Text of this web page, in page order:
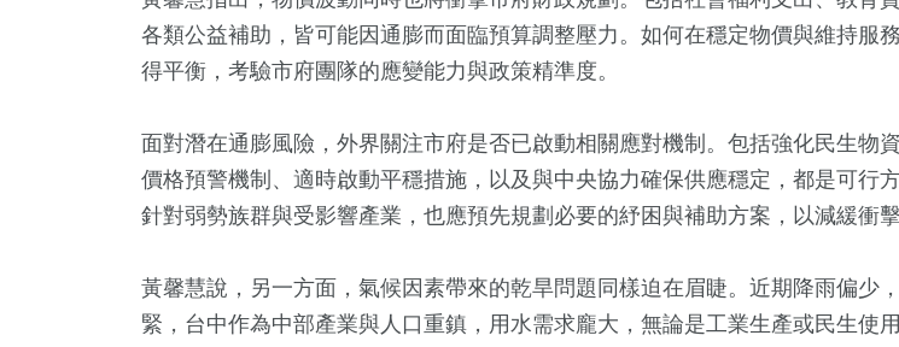
各類公益補助，皆可能因通膨而面臨預算調整壓力。如何在穩定物價與維持服
得平衡，考驗市府團隊的應變能力與政策精準度。
面對潛在通膨風險，外界關注市府是否已啟動相關應對機制。包括強化民生物
價格預警機制、適時啟動平穩措施，以及與中央協力確保供應穩定，都是可行
針對弱勢族群與受影響產業，也應預先規劃必要的紓困與補助方案，以減緩衝擊
黃馨慧說，另一方面，氣候因素帶來的乾旱問題同樣迫在眉睫。近期降雨偏少
緊，台中作為中部產業與人口重鎮，用水需求龐大，無論是工業生產或民生使
評論
兩岸佛教文化交
綜藝
政治 運動 影視
海峽論壇專區 兩岸藝苑天地 2024立委選戰
兩岸道教文化交
流專區
2024
財經及消費